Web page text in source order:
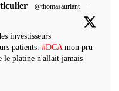
@thomasaurlant
·
investisseurs
patients. #DCAmon pru
le platine n'allait jamais